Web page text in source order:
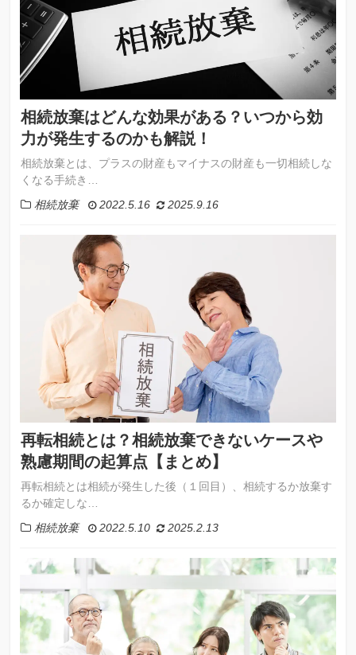
相続放棄はどんな効果がある？いつから効
力が発生するのかも解説！
相続放棄とは、プラスの財産もマイナスの財産も一切相続しな
くなる手続き…
2022.5.16
2025.9.16
相続放棄
再転相続とは？相続放棄できないケースや
熟慮期間の起算点【まとめ】
再転相続とは相続が発生した後（１回目）、相続するか放棄す
るか確定しな…
2022.5.10
2025.2.13
相続放棄